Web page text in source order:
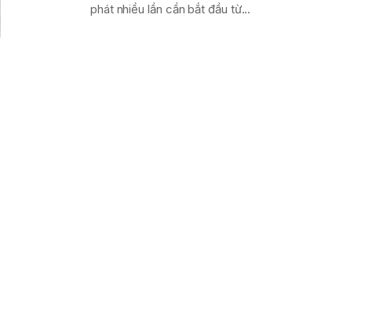
phát nhiều lần cần bắt đầu từ...